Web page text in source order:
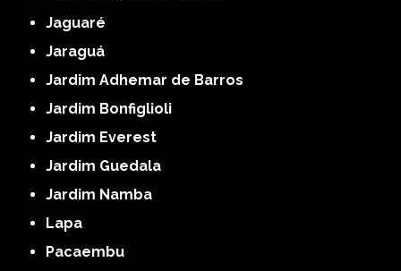
Jaguaré
Jaraguá
Jardim Adhemar de Barros
Jardim Bonfiglioli
Jardim Everest
Jardim Guedala
Jardim Namba
Lapa
Pacaembu